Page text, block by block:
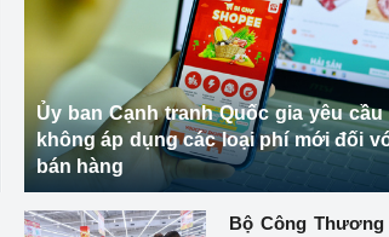
Ủy ban Cạnh tranh Quốc gia yêu cầu
không áp dụng các loại phí mới đối
bán hàng
Bộ Công Thương